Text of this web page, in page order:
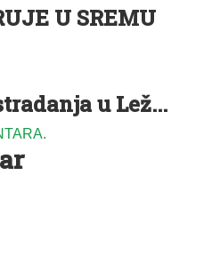
U SREMU
u Lež...